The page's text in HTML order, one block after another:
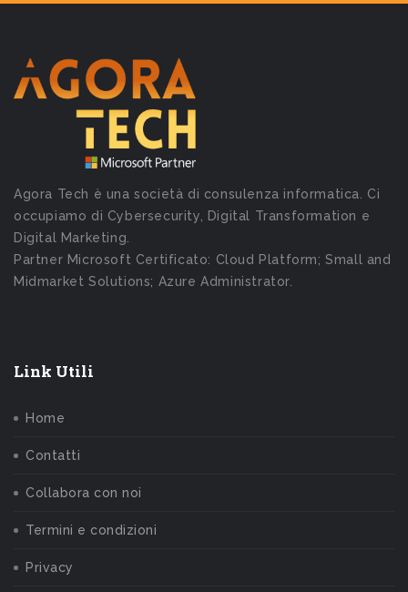
Agora Tech è una società di consulenza informatica. Ci
occupiamo di Cybersecurity, Digital Transformation e
Digital Marketing.
Partner Microsoft Certificato: Cloud Platform; Small and
Midmarket Solutions; Azure Administrator.
Link Utili
Home
Contatti
Collabora con noi
Termini e condizioni
Privacy